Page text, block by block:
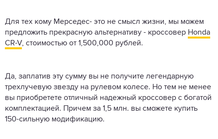
Для тех кому Мерседес- это не смысл жизни, мы можем
предложить прекрасную альтернативу - кроссовер Honda
CR-V, стоимостью от 1,500,000 рублей.
Да, заплатив эту сумму вы не получите легендарную
трехлучевую звезду на рулевом колесе. Но тем не менее
вы приобретете отличный надежный кроссовер с богатой
комплектацией. Причем за 1,5 млн. вы сможете купить
150-сильную модификацию.